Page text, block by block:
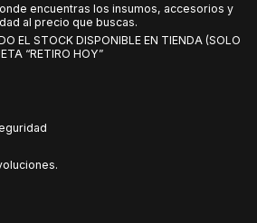
encuentras los insumos, accesorios y
al precio que buscas.
EL STOCK DISPONIBLE EN TIENDA (SOLO
“RETIRO HOY”